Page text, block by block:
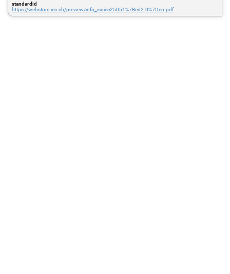
standardid
https://webstore.iec.ch/preview/info_isoiec25051%7Bed2.0%7Den.pdf